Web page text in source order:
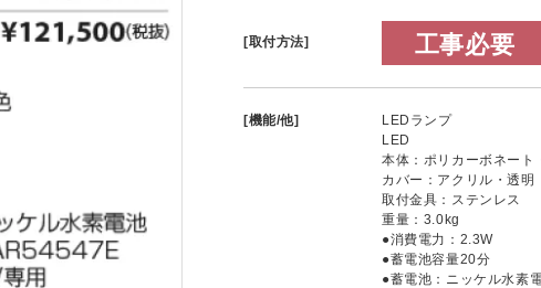
[取付方法] 工事必要
[機能/他]
LEDランプ
LED
本体：ポリカーボネート
カバー：アクリル・透明
取付金具：ステンレス
重量：3.0kg
●消費電力：2.3W
●蓄電池容量20分
●蓄電池：ニッケル水素